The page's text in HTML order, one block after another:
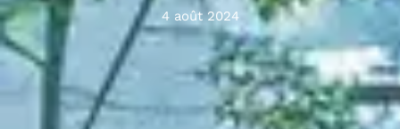
4 août 2024